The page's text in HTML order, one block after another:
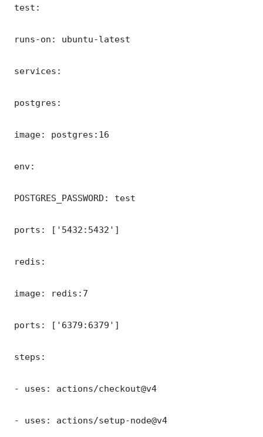
test:
runs-on: ubuntu-latest
services:
postgres:
image: postgres:16
env:
POSTGRES_PASSWORD: test
ports: ['5432:5432']
redis:
image: redis:7
ports: ['6379:6379']
steps:
- uses: actions/checkout@v4
- uses: actions/setup-node@v4